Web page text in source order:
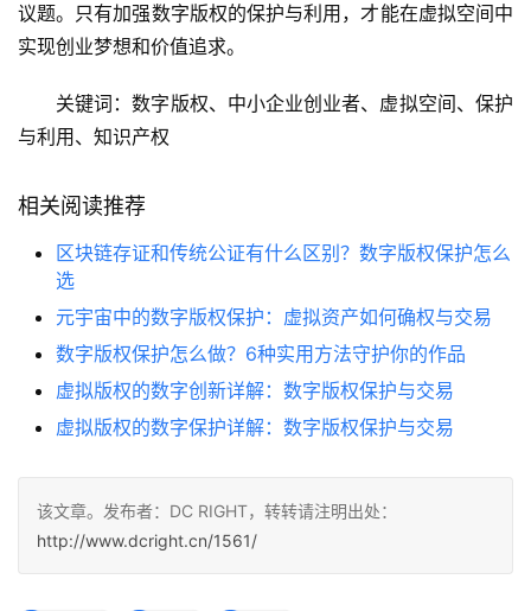
议题。只有加强数字版权的保护与利用，才能在虚拟空间中
实现创业梦想和价值追求。
关键词：数字版权、中小企业创业者、虚拟空间、保护
与利用、知识产权
相关阅读推荐
区块链存证和传统公证有什么区别？数字版权保护怎么
选
元宇宙中的数字版权保护：虚拟资产如何确权与交易
数字版权保护怎么做？6种实用方法守护你的作品
虚拟版权的数字创新详解：数字版权保护与交易
虚拟版权的数字保护详解：数字版权保护与交易
该文章。发布者：DC RIGHT，转转请注明出处：
http://www.dcright.cn/1561/